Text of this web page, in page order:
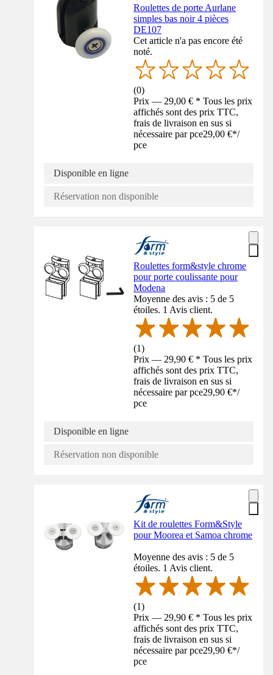
Roulettes de porte Aurlane
simples bas noir 4 pièces
DE107
Cet article n'a pas encore été
noté.
(0)
Prix — 29,00 € * Tous les prix
affichés sont des prix TTC,
frais de livraison en sus si
nécessaire par pce29,00 €*/
pce
Disponible en ligne
Réservation non disponible
Roulettes form&style chrome
pour porte coulissante pour
Modena
Moyenne des avis : 5 de 5
étoiles. 1 Avis client.
(1)
Prix — 29,90 € * Tous les prix
affichés sont des prix TTC,
frais de livraison en sus si
nécessaire par pce29,90 €*/
pce
Disponible en ligne
Réservation non disponible
Kit de roulettes Form&Style
pour Moorea et Samoa chrome
Moyenne des avis : 5 de 5
étoiles. 1 Avis client.
(1)
Prix — 29,90 € * Tous les prix
affichés sont des prix TTC,
frais de livraison en sus si
nécessaire par pce29,90 €*/
pce